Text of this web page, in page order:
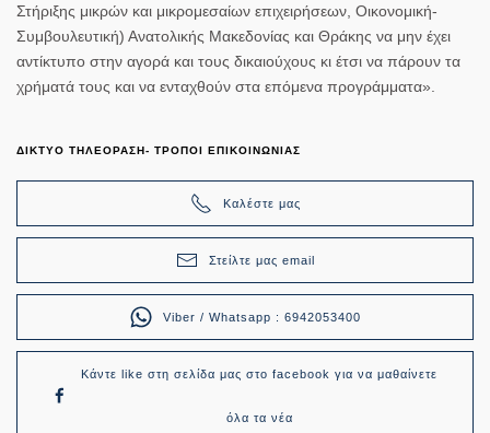
Στήριξης μικρών και μικρομεσαίων επιχειρήσεων, Οικονομική-
Συμβουλευτική) Ανατολικής Μακεδονίας και Θράκης να μην έχει
αντίκτυπο στην αγορά και τους δικαιούχους κι έτσι να πάρουν τα
χρήματά τους και να ενταχθούν στα επόμενα προγράμματα».
ΔΙΚΤΥΟ ΤΗΛΕΟΡΑΣΗ- ΤΡΟΠΟΙ ΕΠΙΚΟΙΝΩΝΙΑΣ
Καλέστε μας
Στείλτε μας email
Viber / Whatsapp : 6942053400
Κάντε like στη σελίδα μας στο facebook για να μαθαίνετε
όλα τα νέα